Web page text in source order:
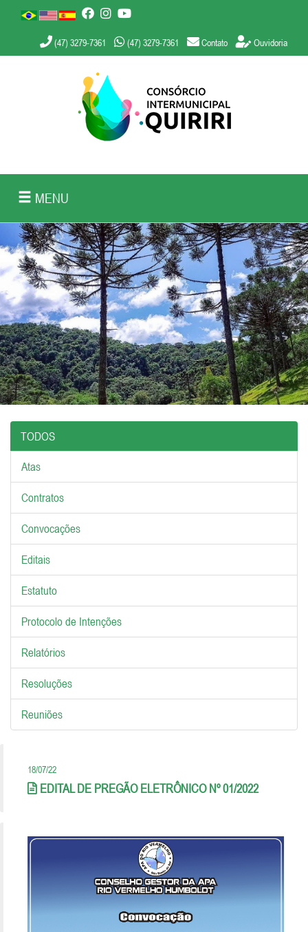
(47) 3279-7361 (47) 3279-7361 Contato Ouvidoria
MENU
TODOS
Atas
Contratos
Convocações
Editais
Estatuto
Protocolo de Intenções
Relatórios
Resoluções
Reuniões
18/07/22
EDITAL DE PREGÃO ELETRÔNICO Nº 01/2022